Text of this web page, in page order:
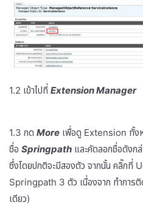
1.2 เข้าไปที่ Extension Manager
1.3 กด More เพื่อดู Extension ทั้ง
ชื่อ Springpath และคัดลอกชื่อดังกล่
ซึ่งโดยปกติจะมีสองตัว จากนั้น คลิ๊กที่
Springpath 3 ตัว เนื่องจาก ทำกา
เดียว)